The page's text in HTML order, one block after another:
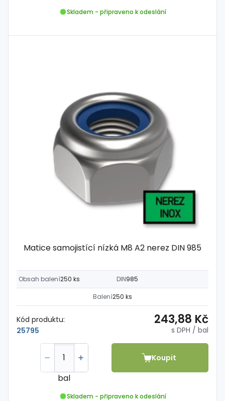
Skladem - připraveno k odeslání
Matice samojistící nízká M8 A2 nerez DIN 985
Obsah balení250 ks DIN985
Balení250 ks
Kód produktu:
25795
243,88 Kč
s DPH / bal
bal
Koupit
Skladem - připraveno k odeslání